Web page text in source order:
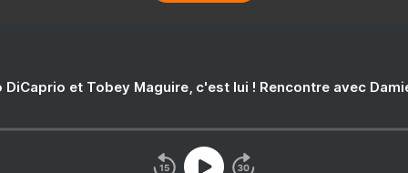
DiCaprio et Tobey Maguire, c'est lui ! Rencontre avec